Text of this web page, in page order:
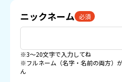
ニックネーム 必須
※3〜20文字で入力してね
※フルネーム（名字・名前の両方）
ん